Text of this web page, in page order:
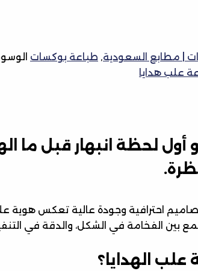
| مطابع السعودية, طباعة بوكسات
علب هدايا
أول لحظة انبهار قبل ما
احترافية وجودة عالية تعكس هوية
الفخامة في الشكل، والدقة في
علب الهدايا؟